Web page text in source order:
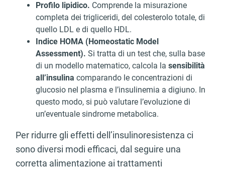
Profilo lipidico. Comprende la misurazione
completa dei trigliceridi, del colesterolo totale, di
quello LDL e di quello HDL.
Indice HOMA (Homeostatic Model
Assessment). Si tratta di un test che, sulla base
di un modello matematico, calcola la sensibilità
all’insulina comparando le concentrazioni di
glucosio nel plasma e l’insulinemia a digiuno. In
questo modo, si può valutare l’evoluzione di
un’eventuale sindrome metabolica.
Per ridurre gli effetti dell’insulinoresistenza ci
sono diversi modi efficaci, dal seguire una
corretta alimentazione ai trattamenti